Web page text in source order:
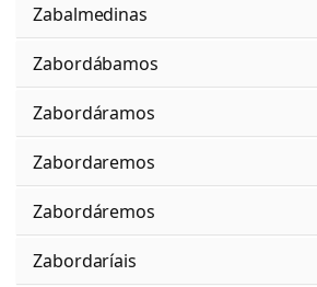
Zabalmedinas
Zabordábamos
Zabordáramos
Zabordaremos
Zabordáremos
Zabordaríais